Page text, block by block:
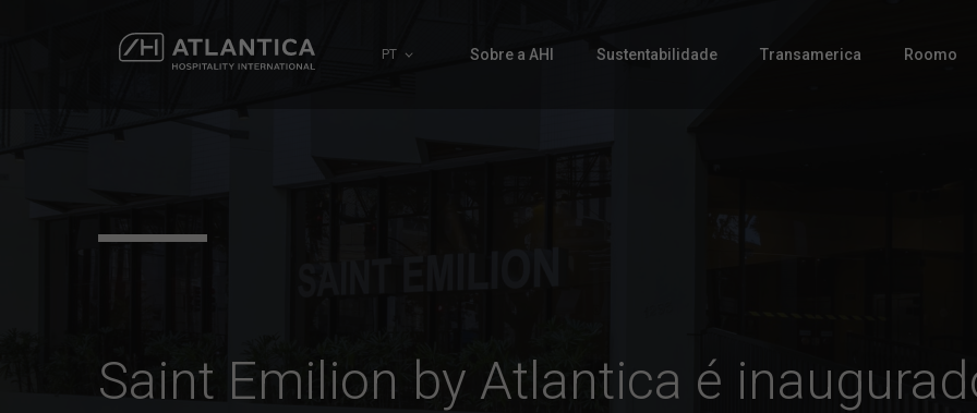
PT Sobre a AHI Sustentabilidade Transamerica Roomo
Saint Emilion by Atlantica é